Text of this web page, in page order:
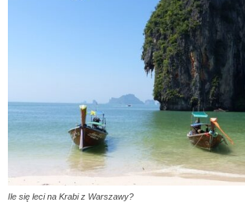
Ile się leci na Krabi z Warszawy?